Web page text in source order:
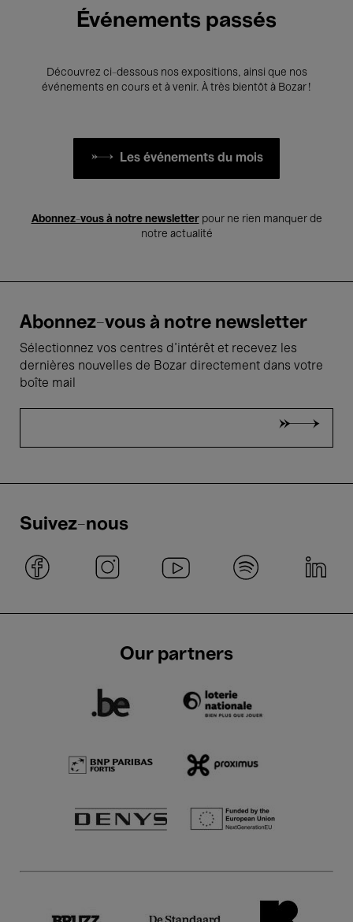
Événements passés
Découvrez ci-dessous nos expositions, ainsi que nos
événements en cours et à venir. À très bientôt à Bozar !
Les événements du mois
Abonnez-vous à notre newsletterpour ne rien manquer de
notre actualité
Abonnez-vous à notre newsletter
Sélectionnez vos centres d'intérêt et recevez les
dernières nouvelles de Bozar directement dans votre
boîte mail
Suivez-nous
Our partners